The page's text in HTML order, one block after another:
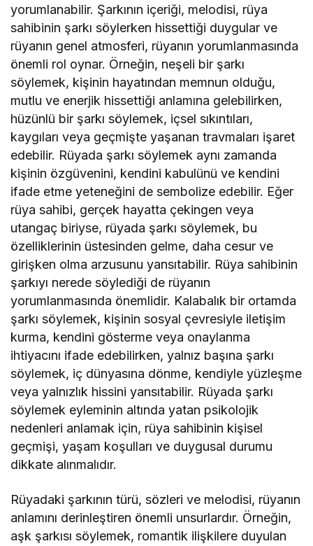
yorumlanabilir. Şarkının içeriği, melodisi, rüya
sahibinin şarkı söylerken hissettiği duygular ve
rüyanın genel atmosferi, rüyanın yorumlanmasında
önemli rol oynar. Örneğin, neşeli bir şarkı
söylemek, kişinin hayatından memnun olduğu,
mutlu ve enerjik hissettiği anlamına gelebilirken,
hüzünlü bir şarkı söylemek, içsel sıkıntıları,
kaygıları veya geçmişte yaşanan travmaları işaret
edebilir. Rüyada şarkı söylemek aynı zamanda
kişinin özgüvenini, kendini kabulünü ve kendini
ifade etme yeteneğini de sembolize edebilir. Eğer
rüya sahibi, gerçek hayatta çekingen veya
utangaç biriyse, rüyada şarkı söylemek, bu
özelliklerinin üstesinden gelme, daha cesur ve
girişken olma arzusunu yansıtabilir. Rüya sahibinin
şarkıyı nerede söylediği de rüyanın
yorumlanmasında önemlidir. Kalabalık bir ortamda
şarkı söylemek, kişinin sosyal çevresiyle iletişim
kurma, kendini gösterme veya onaylanma
ihtiyacını ifade edebilirken, yalnız başına şarkı
söylemek, iç dünyasına dönme, kendiyle yüzleşme
veya yalnızlık hissini yansıtabilir. Rüyada şarkı
söylemek eyleminin altında yatan psikolojik
nedenleri anlamak için, rüya sahibinin kişisel
geçmişi, yaşam koşulları ve duygusal durumu
dikkate alınmalıdır.
Rüyadaki şarkının türü, sözleri ve melodisi, rüyanın
anlamını derinleştiren önemli unsurlardır. Örneğin,
aşk şarkısı söylemek, romantik ilişkilere duyulan